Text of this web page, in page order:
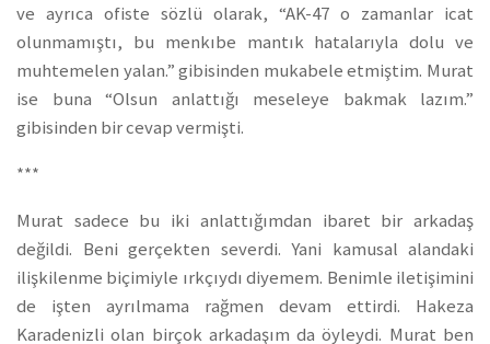
ve ayrıca ofiste sözlü olarak, “AK-47 o zamanlar icat
olunmamıştı, bu menkıbe mantık hatalarıyla dolu ve
muhtemelen yalan.” gibisinden mukabele etmiştim. Murat
ise buna “Olsun anlattığı meseleye bakmak lazım.”
gibisinden bir cevap vermişti.
***
Murat sadece bu iki anlattığımdan ibaret bir arkadaş
değildi. Beni gerçekten severdi. Yani kamusal alandaki
ilişkilenme biçimiyle ırkçıydı diyemem. Benimle iletişimini
de işten ayrılmama rağmen devam ettirdi. Hakeza
Karadenizli olan birçok arkadaşım da öyleydi. Murat ben